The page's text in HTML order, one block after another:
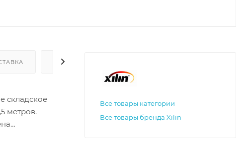
ГАРАНТИЯ И СЕРВИС
складское
метров.
Все товары категории
Все товары бренда Xilin